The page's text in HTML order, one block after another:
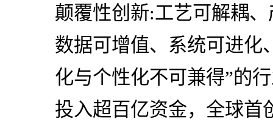
颠覆性创新:工艺可解耦
数据可增值、系统可进化
化与个性化不可兼得”的
投入超百亿资金，全球首